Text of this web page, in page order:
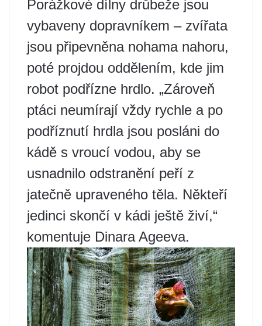
Porážkové dílny drůbeže jsou
vybaveny dopravníkem – zvířata
jsou připevněna nohama nahoru,
poté projdou oddělením, kde jim
robot podřízne hrdlo. „Zároveň
ptáci neumírají vždy rychle a po
podříznutí hrdla jsou posláni do
kádě s vroucí vodou, aby se
usnadnilo odstranění peří z
jatečně upraveného těla. Někteří
jedinci skončí v kádi ještě živí,“
komentuje Dinara Ageeva.